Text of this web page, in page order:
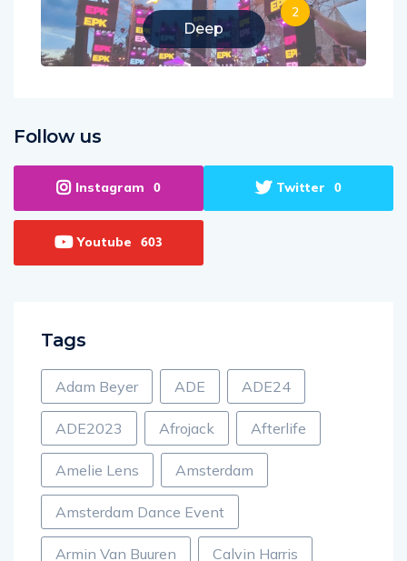
Deep
2
0 0
603
Adam Beyer ADE ADE24
ADE2023 Afrojack Afterlife
Amelie Lens Amsterdam
Amsterdam Dance Event